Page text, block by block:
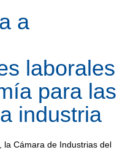
a
laborales
para las
industria
la Cámara de Industrias del